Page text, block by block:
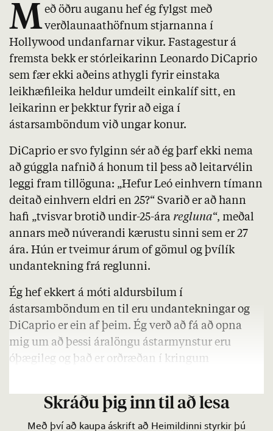
Með öðru auganu hef ég fylgst með
verðlaunaathöfnum stjarnanna í
Hollywood undanfarnar vikur. Fastagestur á
fremsta bekk er stórleikarinn Leonardo DiCaprio
sem fær ekki aðeins athygli fyrir einstaka
leikhæfileika heldur umdeilt einkalíf sitt, en
leikarinn er þekktur fyrir að eiga í
ástarsamböndum við ungar konur.
DiCaprio er svo fylginn sér að ég þarf ekki nema
að gúggla nafnið á honum til þess að leitarvélin
leggi fram tillöguna: „Hefur Leó einhvern tímann
deitað einhvern eldri en 25?“ Svarið er að hann
hafi „tvisvar brotið undir-25-ára regluna“, meðal
annars með núverandi kærustu sinni sem er 27
ára. Hún er tveimur árum of gömul og þvílík
undantekning frá reglunni.
Ég hef ekkert á móti aldursbilum í
ástarsamböndum en til eru undantekningar og
DiCaprio er ein af þeim. Ég verð að fá að opna
mig um að þessi áralöngu ástarmynstur eru
óþægileg og það er orðræðan í kringum
Skráðu þig inn til að lesa
Með því að kaupa áskrift að Heimildinni styrkir þú